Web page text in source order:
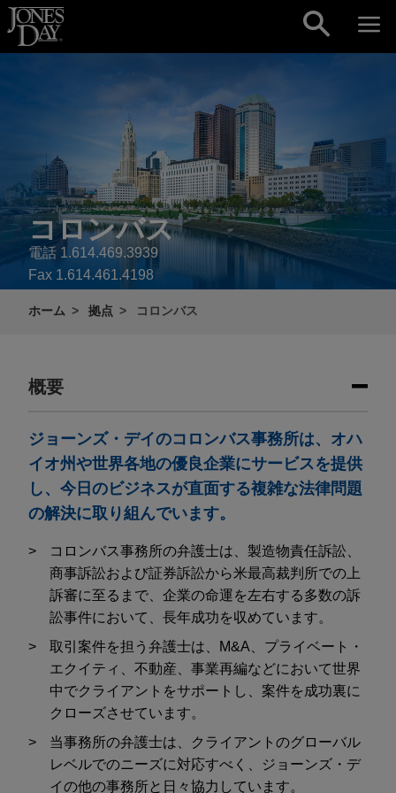
Skip to content
コロンバス
電話 1.614.469.3939
Fax 1.614.461.4198
ホーム 拠点 コロンバス
概要
ジョーンズ・デイのコロンバス事務所は、オハ
イオ州や世界各地の優良企業にサービスを提供
し、今日のビジネスが直面する複雑な法律問題
の解決に取り組んでいます。
コロンバス事務所の弁護士は、製造物責任訴訟、
商事訴訟および証券訴訟から米最高裁判所での上
訴審に至るまで、企業の命運を左右する多数の訴
訟事件において、長年成功を収めています。
取引案件を担う弁護士は、M&A、プライベート・
エクイティ、不動産、事業再編などにおいて世界
中でクライアントをサポートし、案件を成功裏に
クローズさせています。
当事務所の弁護士は、クライアントのグローバル
レベルでのニーズに対応すべく、ジョーンズ・デ
イの他の事務所と日々協力しています。